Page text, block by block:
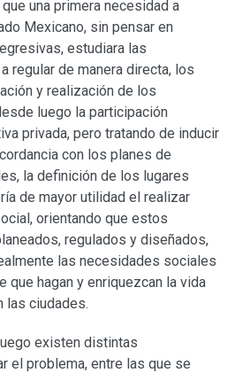
una primera necesidad a
Mexicano, sin pensar en
estudiara las
regular de manera directa, los
y realización de los
luego la participación
privada, pero tratando de inducir
con los planes de
la definición de los lugares
de mayor utilidad el realizar
orientando que estos
regulados y diseñados,
las necesidades sociales
que hagan y enriquezcan la vida
las ciudades.
existen distintas
el problema, entre las que se